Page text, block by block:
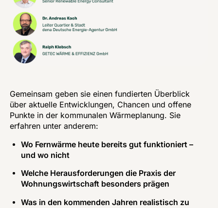
Gemeinsam geben sie einen fundierten Überblick
über aktuelle Entwicklungen, Chancen und offene
Punkte in der kommunalen Wärmeplanung. Sie
erfahren unter anderem:
Wo Fernwärme heute bereits gut funktioniert –
und wo nicht
Welche Herausforderungen die Praxis der
Wohnungswirtschaft besonders prägen
Was in den kommenden Jahren realistisch zu